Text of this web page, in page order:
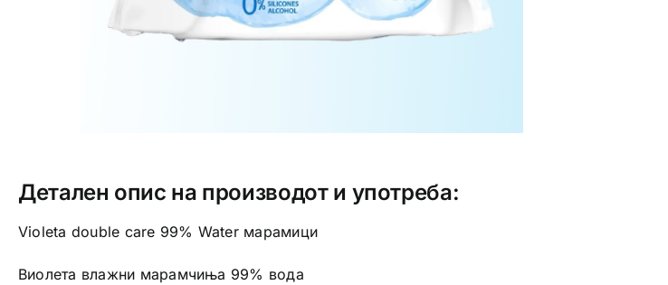
Детален опис на производот и употреба:
Violeta double care 99% Water марамици
Виолета влажни марамчиња 99% вода